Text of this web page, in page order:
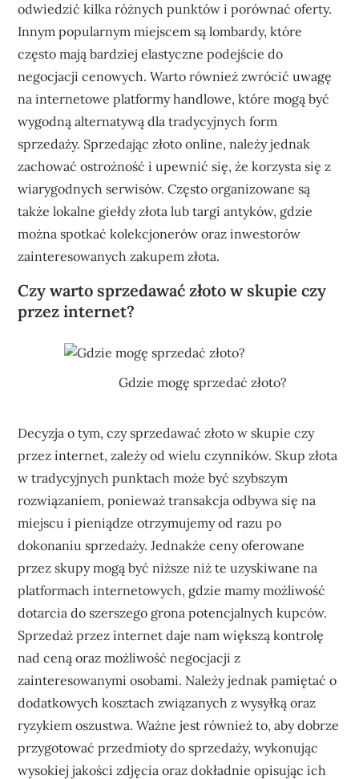
odwiedzić kilka różnych punktów i porównać oferty.
Innym popularnym miejscem są lombardy, które
często mają bardziej elastyczne podejście do
negocjacji cenowych. Warto również zwrócić uwagę
na internetowe platformy handlowe, które mogą być
wygodną alternatywą dla tradycyjnych form
sprzedaży. Sprzedając złoto online, należy jednak
zachować ostrożność i upewnić się, że korzysta się z
wiarygodnych serwisów. Często organizowane są
także lokalne giełdy złota lub targi antyków, gdzie
można spotkać kolekcjonerów oraz inwestorów
zainteresowanych zakupem złota.
Czy warto sprzedawać złoto w skupie czy
przez internet?
Gdzie mogę sprzedać złoto?
Decyzja o tym, czy sprzedawać złoto w skupie czy
przez internet, zależy od wielu czynników. Skup złota
w tradycyjnych punktach może być szybszym
rozwiązaniem, ponieważ transakcja odbywa się na
miejscu i pieniądze otrzymujemy od razu po
dokonaniu sprzedaży. Jednakże ceny oferowane
przez skupy mogą być niższe niż te uzyskiwane na
platformach internetowych, gdzie mamy możliwość
dotarcia do szerszego grona potencjalnych kupców.
Sprzedaż przez internet daje nam większą kontrolę
nad ceną oraz możliwość negocjacji z
zainteresowanymi osobami. Należy jednak pamiętać o
dodatkowych kosztach związanych z wysyłką oraz
ryzykiem oszustwa. Ważne jest również to, aby dobrze
przygotować przedmioty do sprzedaży, wykonując
wysokiej jakości zdjęcia oraz dokładnie opisując ich